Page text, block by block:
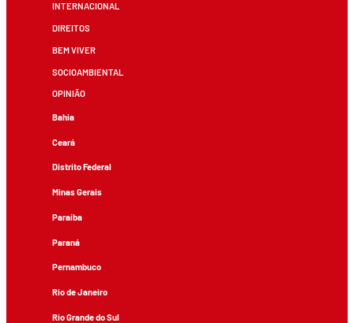
INTERNACIONAL
DIREITOS
BEM VIVER
SOCIOAMBIENTAL
OPINIÃO
Bahia
Ceará
Distrito Federal
Minas Gerais
Paraíba
Paraná
Pernambuco
Rio de Janeiro
Rio Grande do Sul